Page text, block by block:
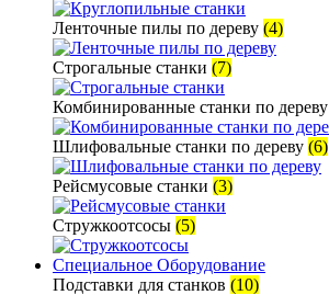
Ленточные пилы по дереву (4)
Строгальные станки (7)
Комбинированные станки по дереву
Шлифовальные станки по дереву (6)
Рейсмусовые станки (3)
Стружкоотсосы (5)
Специальное Оборудование
Подставки для станков (10)